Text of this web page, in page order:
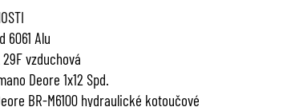
6061 Alu
vzduchová
Deore 1x12 Spd.
BR-M6100 hydraulické kotoučové